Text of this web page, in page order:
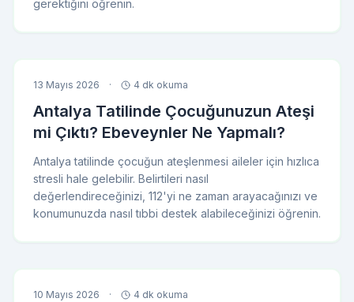
gerektiğini öğrenin.
13 Mayıs 2026 · 4 dk okuma
Antalya Tatilinde Çocuğunuzun Ateşi
mi Çıktı? Ebeveynler Ne Yapmalı?
Antalya tatilinde çocuğun ateşlenmesi aileler için hızlıca
stresli hale gelebilir. Belirtileri nasıl
değerlendireceğinizi, 112'yi ne zaman arayacağınızı ve
konumunuzda nasıl tıbbi destek alabileceğinizi öğrenin.
10 Mayıs 2026 · 4 dk okuma